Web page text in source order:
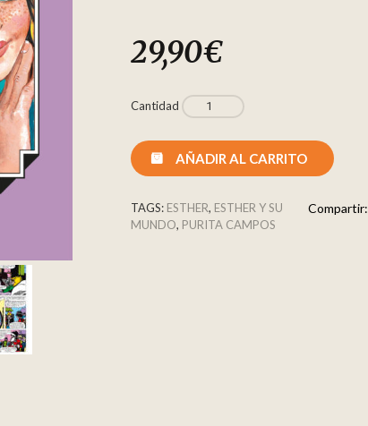
29,90€
Cantidad
AÑADIR AL CARRITO
TAGS: ESTHER, ESTHER Y SU
MUNDO, PURITA CAMPOS
Compartir: